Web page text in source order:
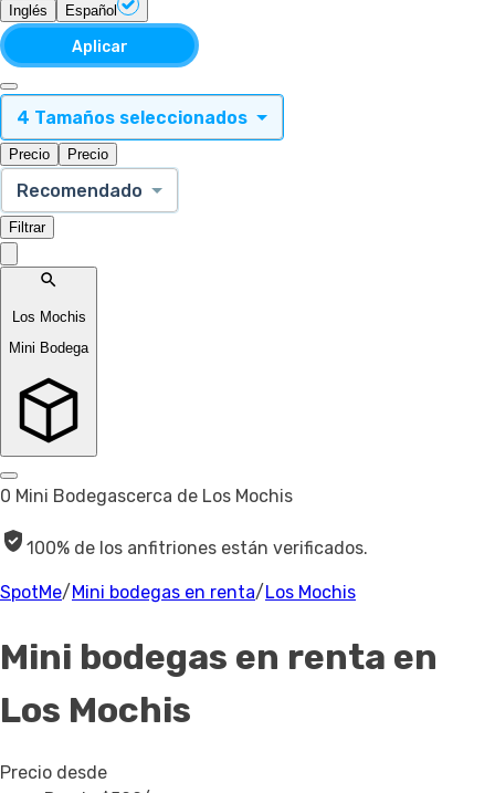
Inglés Español
Aplicar
4 Tamaños seleccionados
Precio Precio
Recomendado
Filtrar
Los Mochis
Mini Bodega
0 Mini Bodegascerca de Los Mochis
100% de los anfitriones están verificados.
SpotMe/ Mini bodegas en renta/ Los Mochis
Mini bodegas en renta en
Los Mochis
Precio desde